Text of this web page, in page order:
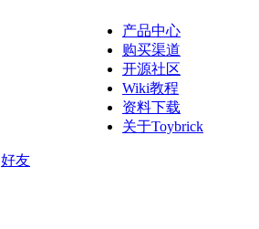
产品中心
购买渠道
开源社区
Wiki教程
资料下载
关于Toybrick
好友